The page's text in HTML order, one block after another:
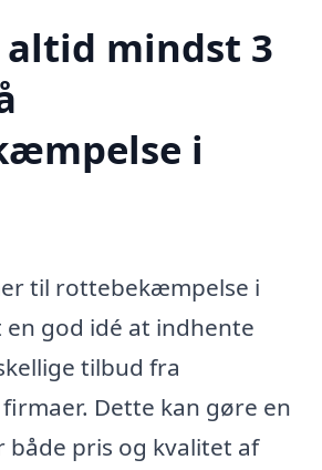
mindst 3
i
til rottebekæmpelse i
god idé at indhente
tilbud fra
Dette kan gøre en
både pris og kvalitet af